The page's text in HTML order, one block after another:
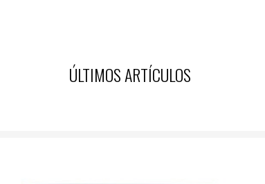
ÚLTIMOS ARTÍCULOS